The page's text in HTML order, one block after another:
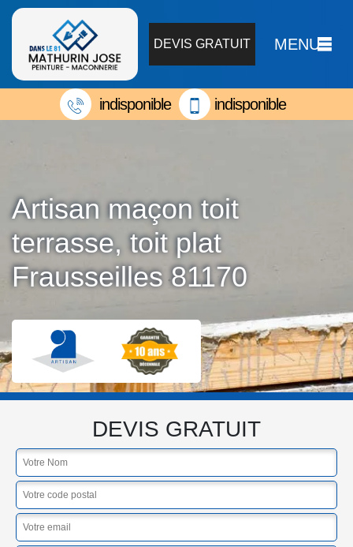
DEVIS GRATUIT MENU
indisponible indisponible
Artisan maçon toit
terrasse, toit plat
Frausseilles 81170
DEVIS GRATUIT